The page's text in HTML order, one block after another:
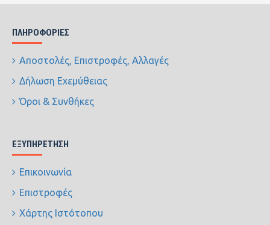
ΠΛΗΡΟΦΟΡΊΕΣ
Αποστολές, Επιστροφές, Αλλαγές
Δήλωση Εχεμύθειας
Όροι & Συνθήκες
ΕΞΥΠΗΡΈΤΗΣΗ
Επικοινωνία
Επιστροφές
Χάρτης Ιστότοπου